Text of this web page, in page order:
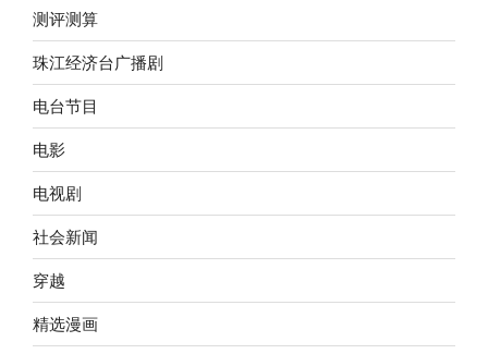
测评测算
珠江经济台广播剧
电台节目
电影
电视剧
社会新闻
穿越
精选漫画